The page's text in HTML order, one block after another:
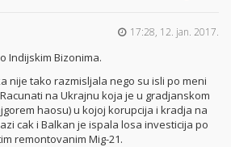
17:28, 12. jan. 2017.
Indijskim Bizonima.
nije tako razmisljala nego su isli po meni
na Ukrajnu koja je u gradjanskom
haosu) u kojoj korupcija i kradja na
cak i Balkan je ispala losa investicija po
remontovanim Mig-21.